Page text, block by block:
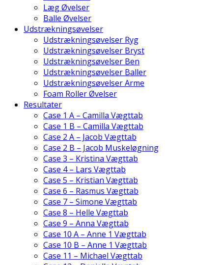
Læg Øvelser
Balle Øvelser
Udstrækningsøvelser
Udstrækningsøvelser Ryg
Udstrækningsøvelser Bryst
Udstrækningsøvelser Ben
Udstrækningsøvelser Baller
Udstrækningsøvelser Arme
Foam Roller Øvelser
Resultater
Case 1 A – Camilla Vægttab
Case 1 B – Camilla Vægttab
Case 2 A – Jacob Vægttab
Case 2 B – Jacob Muskeløgning
Case 3 – Kristina Vægttab
Case 4 – Lars Vægttab
Case 5 – Kristian Vægttab
Case 6 – Rasmus Vægttab
Case 7 – Simone Vægttab
Case 8 – Helle Vægttab
Case 9 – Anna Vægttab
Case 10 A – Anne 1 Vægttab
Case 10 B – Anne 1 Vægttab
Case 11 – Michael Vægttab